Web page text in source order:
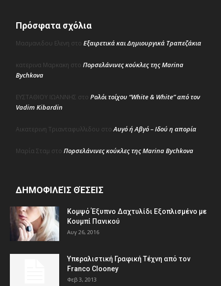
Πρόσφατα σχόλια
Μασμανιδου Ελενη στο Εξαιρετικά και Δημιουργικά Τραπεζάκια
κατερινα Μαρκακη στο Πορσελάνινες κούκλες της Marina
Bychkova
ΕΥΣΤΑΘΙΟΥ ΙΩΑΝΝΗΣ στο Ρολόι τοίχου “White & White” από τον
Vadim Kibardin
Αικατερινη Τριανταφυλλιδου στοΑυγό ή Αβγό – Ιδού η απορία
Μαρία Σταμ στο Πορσελάνινες κούκλες της Marina Bychkova
ΔΗΜΟΦΙΛΕΊΣ ΘΈΣΕΙΣ
Κομψό Έξυπνο Δαχτυλίδι Εξοπλισμένο με
Κουμπί Πανικού
Αυγ 26, 2016
Υπεραλιστική Γραφική Τέχνη από τον
Franco Clooney
Φεβ 3, 2013